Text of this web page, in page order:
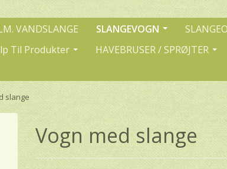
VANDSLANGE SLANGEVOGN
Til Produkter HAVEBRUSER / SPRØJTER
slange
Vogn med slange